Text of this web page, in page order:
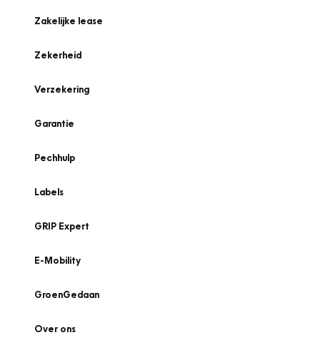
Zakelijke lease
Zekerheid
Verzekering
Garantie
Pechhulp
Labels
GRIP Expert
E-Mobility
GroenGedaan
Over ons